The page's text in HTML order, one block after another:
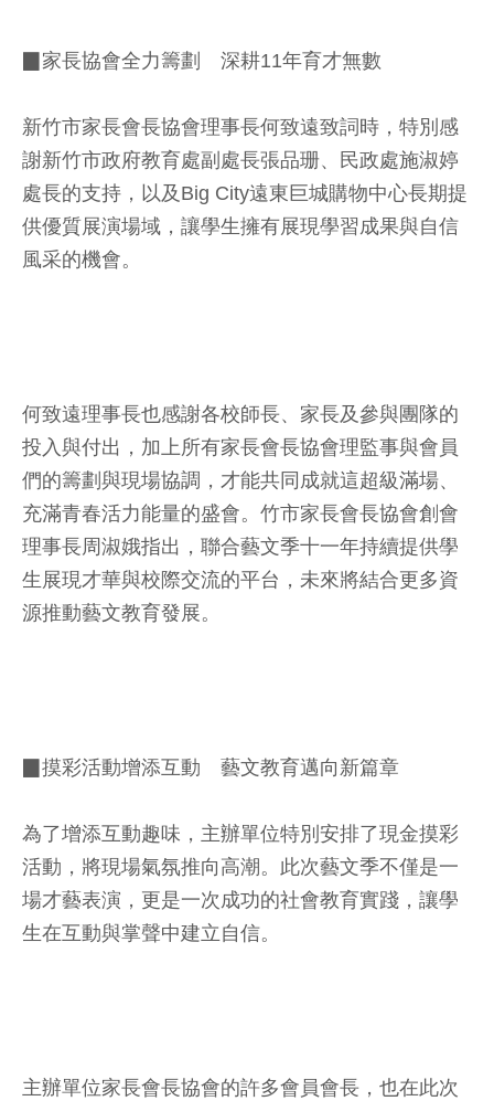
▉家長協會全力籌劃 深耕11年育才無數
新竹市家長會長協會理事長何致遠致詞時，特別感
謝新竹市政府教育處副處長張品珊、民政處施淑婷
處長的支持，以及Big City遠東巨城購物中心長期提
供優質展演場域，讓學生擁有展現學習成果與自信
風采的機會。
何致遠理事長也感謝各校師長、家長及參與團隊的
投入與付出，加上所有家長會長協會理監事與會員
們的籌劃與現場協調，才能共同成就這超級滿場、
充滿青春活力能量的盛會。竹市家長會長協會創會
理事長周淑娥指出，聯合藝文季十一年持續提供學
生展現才華與校際交流的平台，未來將結合更多資
源推動藝文教育發展。
▉摸彩活動增添互動 藝文教育邁向新篇章
為了增添互動趣味，主辦單位特別安排了現金摸彩
活動，將現場氣氛推向高潮。此次藝文季不僅是一
場才藝表演，更是一次成功的社會教育實踐，讓學
生在互動與掌聲中建立自信。
主辦單位家長會長協會的許多會員會長，也在此次